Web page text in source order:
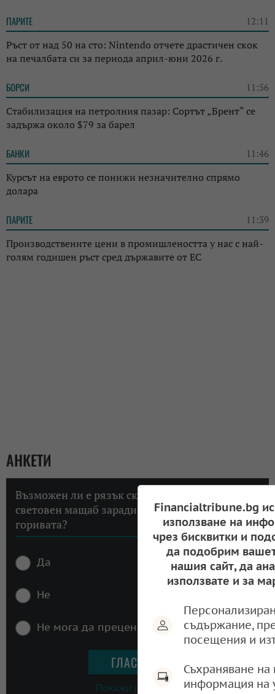
ПАРИТЕ 12:11
Ръст от над 50 на сто: Nintendo отчете драстичен скок
на печалбата си за периода април-юни 2026 г.
БОРСИ 11:56
Стабилизация на петролния пазар: Сортът „Брент“ се
задържа около $79 за барел
БАНКИ 11:46
Курсът на еврото се понижи незначително спрямо
долара
ПАРИТЕ 11:39
Производствените цени в промишлеността у нас с най-
голям годишен ръст сред държавите от ЕС
АНКЕТИ
Възможен ли е рязък скок на инфлацията в
световен мащаб заради високите цени на
горивата?
Да
Не
Не мога да преценя
Покажи резултати
Financialtribune.bg
използване на
чрез бисквитки и
да подобрим
нашия сайт, да
използвате и за
съдържание,
посещения и
Съхраняване
информация на